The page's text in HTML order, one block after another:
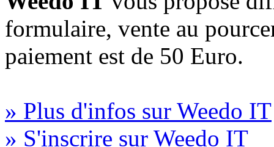
formulaire, vente au
paiement est de 50 Euro.
» Plus d'infos sur Weedo IT
» S'inscrire sur Weedo IT